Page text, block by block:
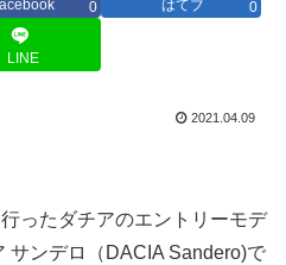
0 はてブ 0
LINE
2021.04.09
ったダチアのエントリーモデ
サンデロ（DACIA Sandero)で